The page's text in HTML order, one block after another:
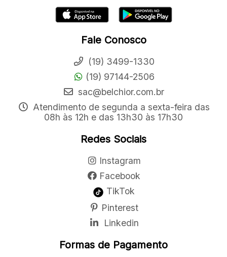
Fale Conosco
(19) 3499-1330
(19) 97144-2506
sac@belchior.com.br
Atendimento de segunda a sexta-feira das
08h às 12h e das 13h30 às 17h30
Redes Sociais
Instagram
Facebook
TikTok
Pinterest
Linkedin
Formas de Pagamento